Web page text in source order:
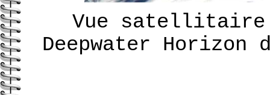
Vue satellitaire
Deepwater Horizon